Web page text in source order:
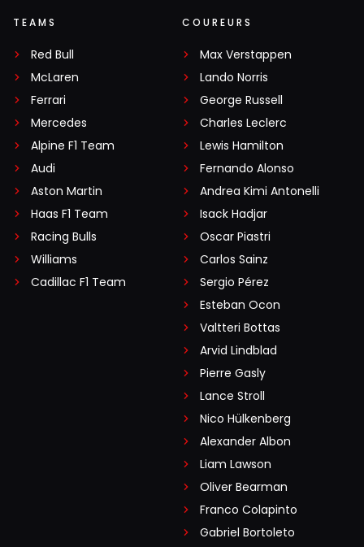
TEAMS
Red Bull
McLaren
Ferrari
Mercedes
Alpine F1 Team
Audi
Aston Martin
Haas F1 Team
Racing Bulls
Williams
Cadillac F1 Team
COUREURS
Max Verstappen
Lando Norris
George Russell
Charles Leclerc
Lewis Hamilton
Fernando Alonso
Andrea Kimi Antonelli
Isack Hadjar
Oscar Piastri
Carlos Sainz
Sergio Pérez
Esteban Ocon
Valtteri Bottas
Arvid Lindblad
Pierre Gasly
Lance Stroll
Nico Hülkenberg
Alexander Albon
Liam Lawson
Oliver Bearman
Franco Colapinto
Gabriel Bortoleto